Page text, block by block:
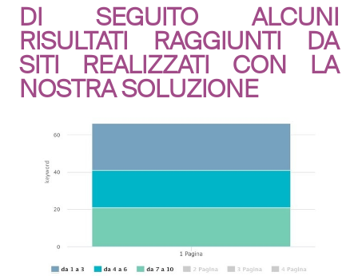
DI SEGUITO ALCUNI
RISULTATI RAGGIUNTI DA
SITI REALIZZATI CON LA
NOSTRA SOLUZIONE